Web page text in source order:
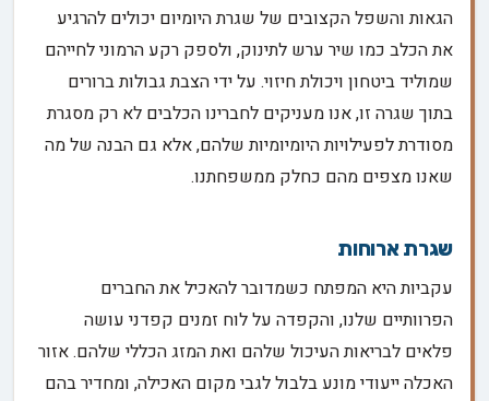
הגאות והשפל הקצובים של שגרת היומיום יכולים להרגיע
את הכלב כמו שיר ערש לתינוק, ולספק רקע הרמוני לחייהם
שמוליד ביטחון ויכולת חיזוי. על ידי הצבת גבולות ברורים
בתוך שגרה זו, אנו מעניקים לחברינו הכלבים לא רק מסגרת
מסודרת לפעילויות היומיומיות שלהם, אלא גם הבנה של מה
שאנו מצפים מהם כחלק ממשפחתנו.
שגרת ארוחות
עקביות היא המפתח כשמדובר להאכיל את החברים
הפרוותיים שלנו, והקפדה על לוח זמנים קפדני עושה
פלאים לבריאות העיכול שלהם ואת המזג הכללי שלהם. אזור
האכלה ייעודי מונע בלבול לגבי מקום האכילה, ומחדיר בהם